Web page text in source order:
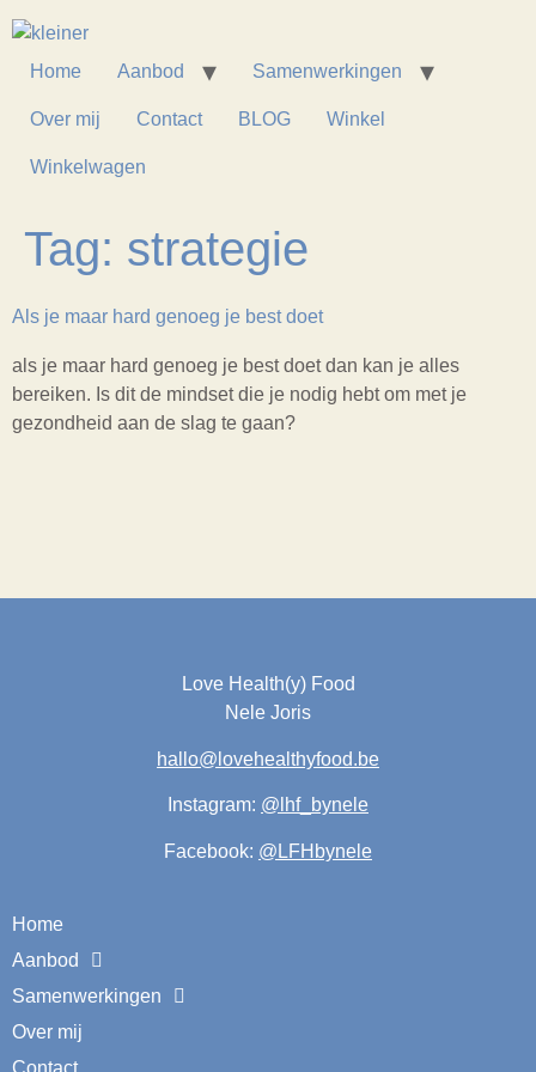
Home Aanbod Samenwerkingen
Over mij Contact BLOG Winkel
Winkelwagen
Tag: strategie
Als je maar hard genoeg je best doet
als je maar hard genoeg je best doet dan kan je alles
bereiken. Is dit de mindset die je nodig hebt om met je
gezondheid aan de slag te gaan?
Love Health(y) Food
Nele Joris
hallo@lovehealthyfood.be
Instagram: @lhf_bynele
Facebook: @LFHbynele
Home
Aanbod
Samenwerkingen
Over mij
Contact